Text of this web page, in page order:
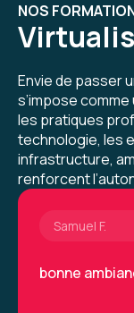
NOS
Envie de passer
s’impose
les pratiques
technologie, les
infrastructure,
renforcent
Bonne exp,
mes
Formation :
conteneurs
Samuel F.
bonne